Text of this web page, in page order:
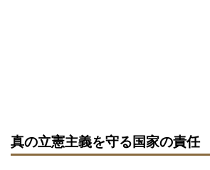
真の立憲主義を守る国家の責任